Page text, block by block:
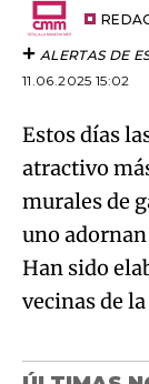
Estos días
atractivo
murales de
uno adornan
Han sido
vecinas de
ÚLTIMAS